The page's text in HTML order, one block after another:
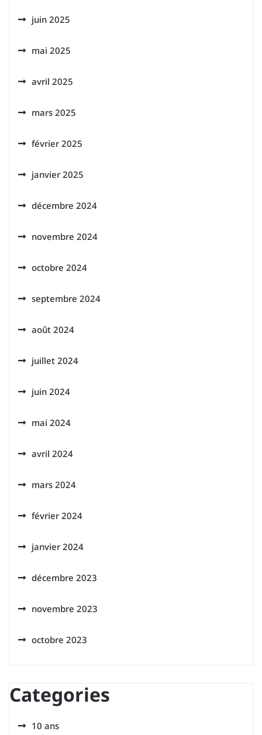
juin 2025
mai 2025
avril 2025
mars 2025
février 2025
janvier 2025
décembre 2024
novembre 2024
octobre 2024
septembre 2024
août 2024
juillet 2024
juin 2024
mai 2024
avril 2024
mars 2024
février 2024
janvier 2024
décembre 2023
novembre 2023
octobre 2023
Categories
10 ans